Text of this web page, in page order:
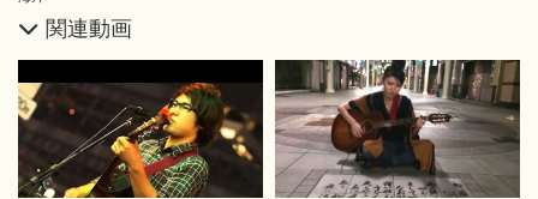
関連動画